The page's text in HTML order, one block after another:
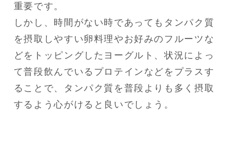
重要です。
しかし、時間がない時であってもタンパク質
を摂取しやすい卵料理やお好みのフルーツな
どをトッピングしたヨーグルト、状況によっ
て普段飲んでいるプロテインなどをプラスす
ることで、タンパク質を普段よりも多く摂取
するよう心がけると良いでしょう。